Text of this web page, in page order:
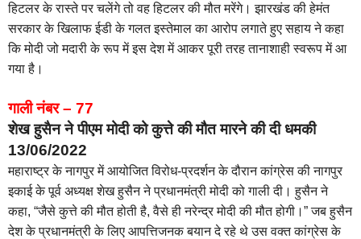
हिटलर के रास्ते पर चलेंगे तो वह हिटलर की मौत मरेंगे। झारखंड की हेमंत
सरकार के खिलाफ ईडी के गलत इस्तेमाल का आरोप लगाते हुए सहाय ने कहा
कि मोदी जो मदारी के रूप में इस देश में आकर पूरी तरह तानाशाही स्वरूप में आ
गया है।
गाली नंबर – 77
शेख हुसैन ने पीएम मोदी को कुत्ते की मौत मारने की दी धमकी
13/06/2022
महाराष्ट्र के नागपुर में आयोजित विरोध-प्रदर्शन के दौरान कांग्रेस की नागपुर
इकाई के पूर्व अध्यक्ष शेख हुसैन ने प्रधानमंत्री मोदी को गाली दी। हुसैन ने
कहा, “जैसे कुत्ते की मौत होती है, वैसे ही नरेन्द्र मोदी की मौत होगी।” जब हुसैन
देश के प्रधानमंत्री के लिए आपत्तिजनक बयान दे रहे थे उस वक्त कांग्रेस के